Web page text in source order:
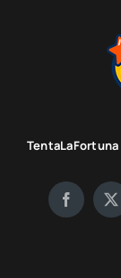
TentaLaFortuna